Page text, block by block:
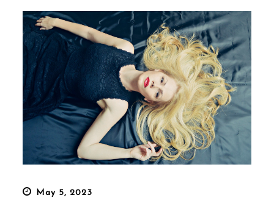
Posted
May 5, 2023